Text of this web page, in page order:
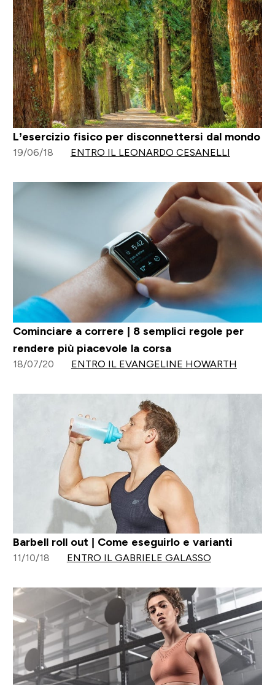
L’esercizio fisico per disconnettersi dal mondo
19/06/18 ENTRO IL LEONARDO CESANELLI
Cominciare a correre | 8 semplici regole per
rendere più piacevole la corsa
18/07/20 ENTRO IL EVANGELINE HOWARTH
Barbell roll out | Come eseguirlo e varianti
11/10/18 ENTRO IL GABRIELE GALASSO